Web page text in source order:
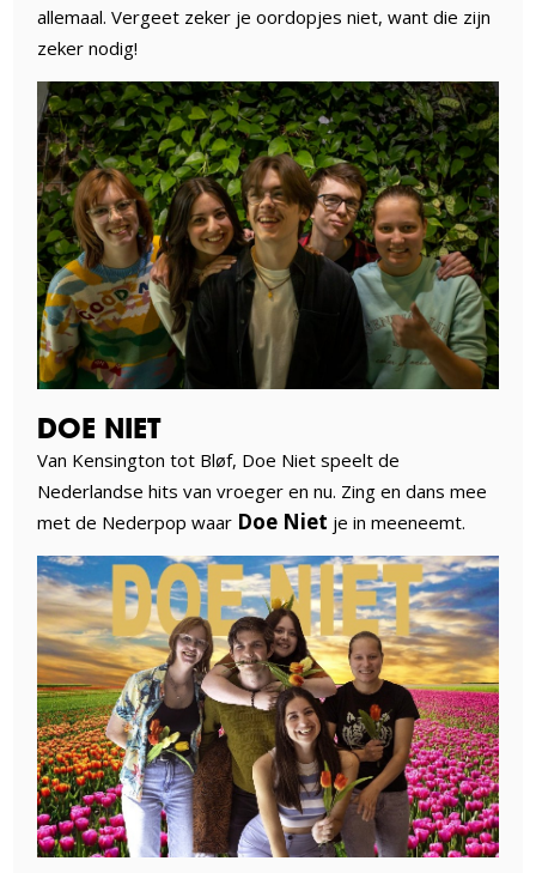
allemaal. Vergeet zeker je oordopjes niet, want die zijn
zeker nodig!
DOE NIET
Van Kensington tot Bløf, Doe Niet speelt de
Nederlandse hits van vroeger en nu. Zing en dans mee
met de Nederpop waar Doe Niet je in meeneemt.